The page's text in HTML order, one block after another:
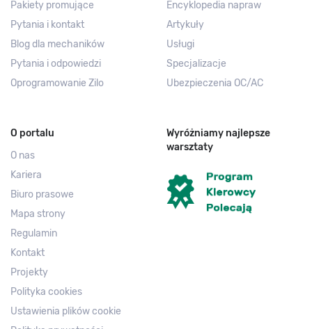
Pakiety promujące
Pytania i kontakt
Blog dla mechaników
Pytania i odpowiedzi
Oprogramowanie Zilo
Encyklopedia napraw
Artykuły
Usługi
Specjalizacje
Ubezpieczenia OC/AC
O portalu
O nas
Kariera
Biuro prasowe
Mapa strony
Regulamin
Kontakt
Projekty
Polityka cookies
Ustawienia plików cookie
Wyróżniamy najlepsze
warsztaty